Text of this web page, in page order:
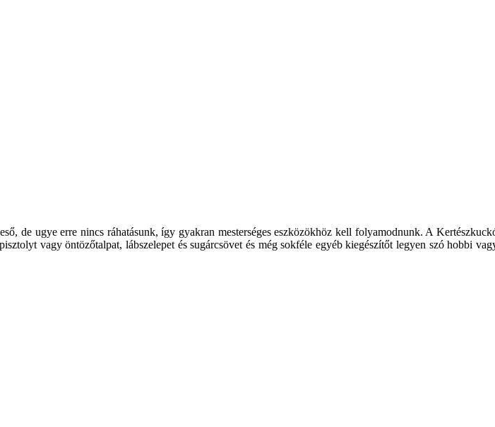
de ugye erre nincs ráhatásunk, így gyakran mesterséges eszközökhöz kell folyamodnunk. A
vagy öntözőtalpat, lábszelepet és sugárcsövet és még sokféle egyéb kiegészítőt legyen szó hobbi